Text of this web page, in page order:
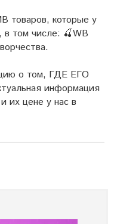
товаров, которые у
в том числе: 🍒WB
о том, ГДЕ ЕГО
информация
их цене у нас в